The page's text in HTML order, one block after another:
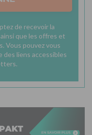
de recevoir la
que les offres et
Vous pouvez vous
des liens accessibles